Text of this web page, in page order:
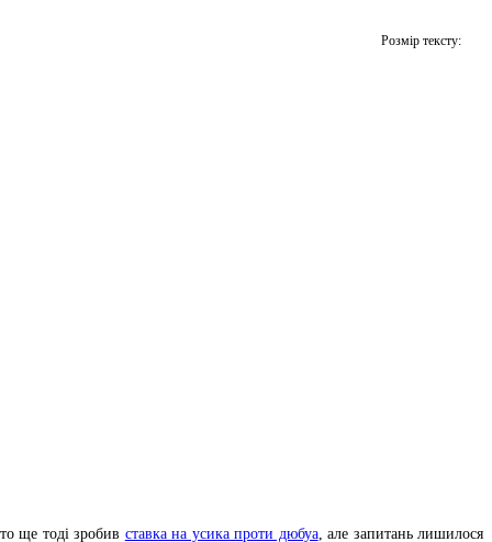
Розмір тексту:
ще тоді зробив ставка на усика проти дюбуа, але запитань лишилося